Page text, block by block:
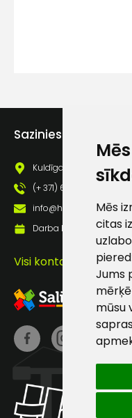
Mēs
citas
Jums
mūsu
Sazinies ar mums
Kuldīgas iela 69a,
(+ 371) 63 881 186
info@hards.lv
Darba laiks:
Visi kontakti